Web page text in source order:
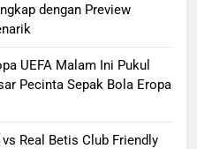
dengan Preview
UEFA Malam Ini Pukul
Pecinta Sepak Bola Eropa
Real Betis Club Friendly